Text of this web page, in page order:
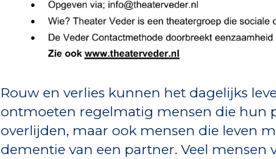
Rouw en verlies kunnen het dagelijks
ontmoeten regelmatig mensen die hun
overlijden, maar ook mensen die leven
dementie van een partner. Veel mensen